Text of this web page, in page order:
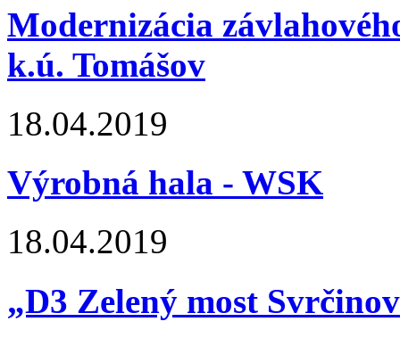
Modernizácia
k.ú. Tomášov
18.04.2019
Výrobná hala - WSK
18.04.2019
„D3 Zelený most